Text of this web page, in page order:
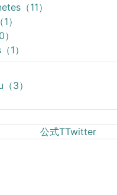
（11）
）
1）
3）
公式TTwitter